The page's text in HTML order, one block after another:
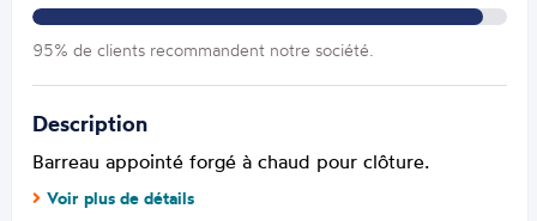
95% de clients recommandent notre société.
Description
Barreau appointé forgé à chaud pour clôture.
Voir plus de détails